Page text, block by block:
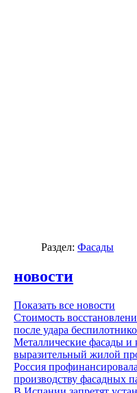
Раздел: Фасады
новости
Показать все новости
Стоимость
после удара
Металлические фасады и
выразительный жилой
Россия
производству фасадных